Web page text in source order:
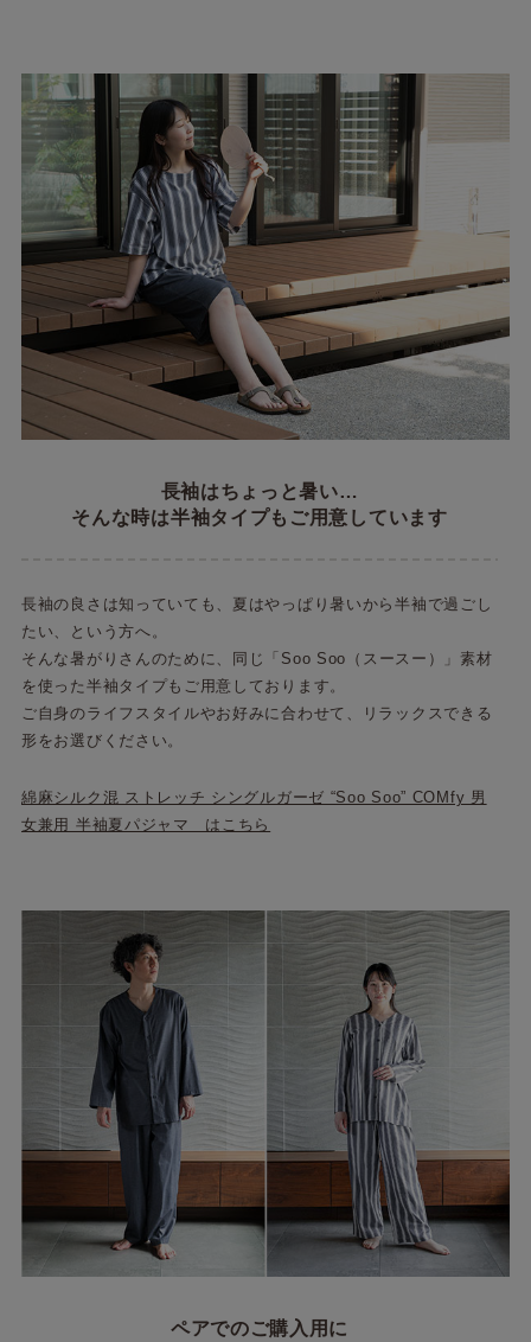
長袖はちょっと暑い…
そんな時は半袖タイプもご用意しています
長袖の良さは知っていても、夏はやっぱり暑いから半袖で過ごし
たい、という方へ。
そんな暑がりさんのために、同じ「Soo Soo（スースー）」素材
を使った半袖タイプもご用意しております。
ご自身のライフスタイルやお好みに合わせて、リラックスできる
形をお選びください。
綿麻シルク混 ストレッチ シングルガーゼ “Soo Soo” COMfy 男
女兼用 半袖夏パジャマ はこちら
ペアでのご購入用に